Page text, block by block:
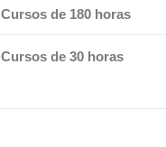
Cursos de 180 horas
Cursos de 30 horas